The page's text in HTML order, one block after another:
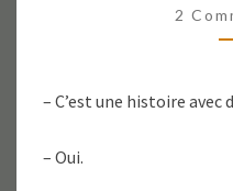
2
– C’est une histoire avec
– Oui.